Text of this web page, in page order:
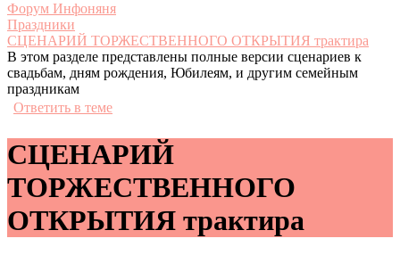
Форум Инфоняня
Праздники
СЦЕНАРИЙ ТОРЖЕСТВЕННОГО ОТКРЫТИЯ трактира
В этом разделе представлены полные версии сценариев к
свадьбам, дням рождения, Юбилеям, и другим семейным
праздникам
Ответить в теме
СЦЕНАРИЙ
ТОРЖЕСТВЕННОГО
ОТКРЫТИЯ трактира